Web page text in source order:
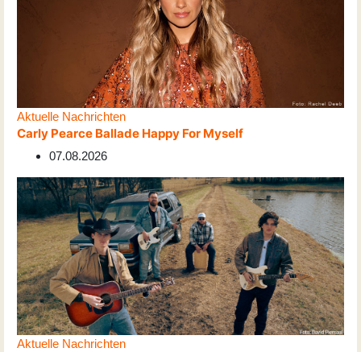
Aktuelle Nachrichten
Carly Pearce Ballade Happy For Myself
07.08.2026
Aktuelle Nachrichten